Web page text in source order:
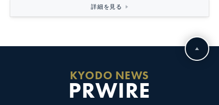
詳細を見る
KYODO NEWS
PRWIRE